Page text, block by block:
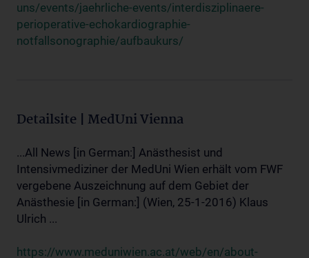
uns/events/jaehrliche-events/interdisziplinaere-
perioperative-echokardiographie-
notfallsonographie/aufbaukurs/
Detailsite | MedUni Vienna
...All News [in German:] Anästhesist und
Intensivmediziner der MedUni Wien erhält vom FWF
vergebene Auszeichnung auf dem Gebiet der
Anästhesie [in German:] (Wien, 25-1-2016) Klaus
Ulrich ...
https://www.meduniwien.ac.at/web/en/about-